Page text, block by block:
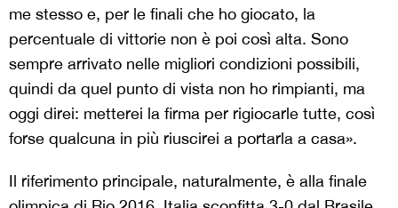
me stesso e, per le finali che ho giocato, la
percentuale di vittorie non è poi così alta. Sono
sempre arrivato nelle migliori condizioni possibili,
quindi da quel punto di vista non ho rimpianti, ma
oggi direi: metterei la firma per rigiocarle tutte, così
forse qualcuna in più riuscirei a portarla a casa».
Il riferimento principale, naturalmente, è alla finale